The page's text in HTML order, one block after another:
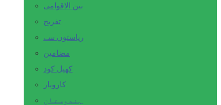
بین الاقوامی
تفریح
ریاستوں سے
مضامین
کھیل کود
کاروبار
ہندوستان